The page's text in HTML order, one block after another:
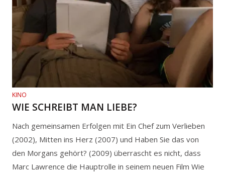
KINO
WIE SCHREIBT MAN LIEBE?
Nach gemeinsamen Erfolgen mit Ein Chef zum Verlieben
(2002), Mitten ins Herz (2007) und Haben Sie das von
den Morgans gehört? (2009) überrascht es nicht, dass
Marc Lawrence die Hauptrolle in seinem neuen Film Wie